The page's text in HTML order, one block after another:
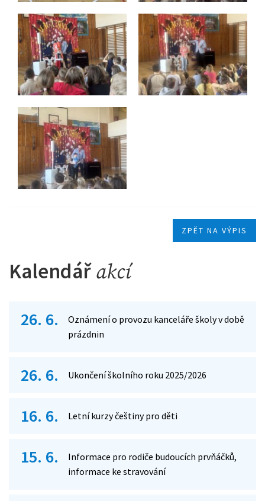
ZPĚT NA VÝPIS
Kalendářakcí
26. 6.
Oznámení o provozu kanceláře školy v době
prázdnin
26. 6. Ukončení školního roku 2025/2026
16. 6. Letní kurzy češtiny pro děti
15. 6.
Informace pro rodiče budoucích prvňáčků,
informace ke stravování